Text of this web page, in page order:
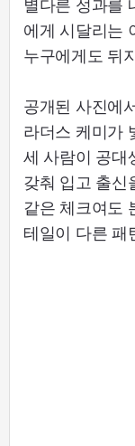
별다른 성과를
에게 시달리는
누구에게도 뒤
공개된 사진에
라더스 케미가
세 사람이 공대
갖춰 입고 출신
같은 체크여도
테일이 다른 패